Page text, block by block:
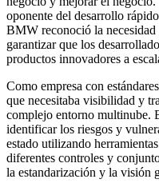
oponente del desarrollo
BMW reconoció la
garantizar que los
productos innovadores a
Como empresa con
que necesitaba visibilidad y
complejo entorno multinube.
identificar los riesgos y
estado utilizando
diferentes controles y
la estandarización y la visión